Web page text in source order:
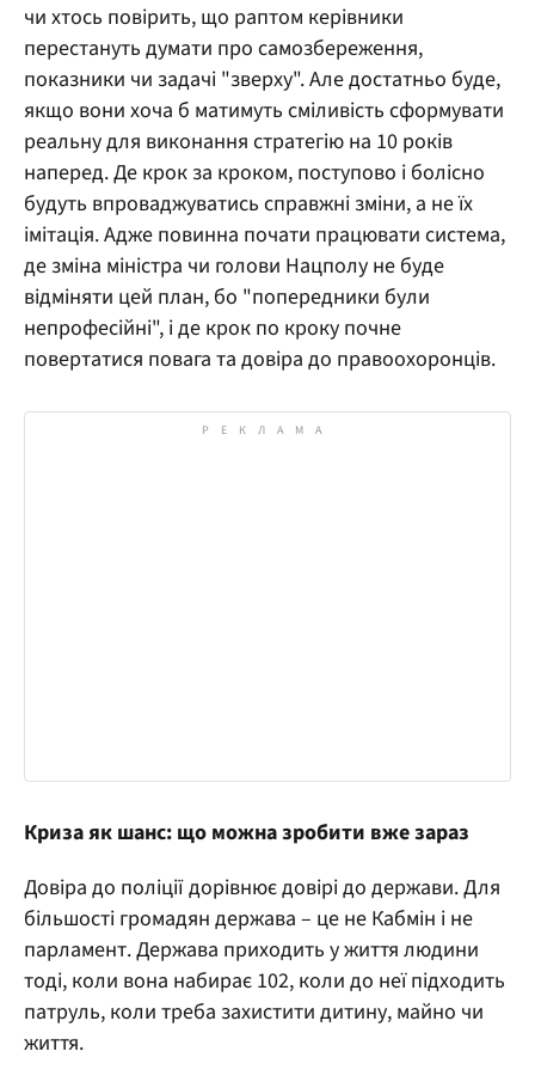
чи хтось повірить, що раптом керівники
перестануть думати про самозбереження,
показники чи задачі "зверху". Але достатньо буде,
якщо вони хоча б матимуть сміливість сформувати
реальну для виконання стратегію на 10 років
наперед. Де крок за кроком, поступово і болісно
будуть впроваджуватись справжні зміни, а не їх
імітація. Адже повинна почати працювати система,
де зміна міністра чи голови Нацполу не буде
відміняти цей план, бо "попередники були
непрофесійні", і де крок по кроку почне
повертатися повага та довіра до правоохоронців.
Криза як шанс: що можна зробити вже зараз
Довіра до поліції дорівнює довірі до держави. Для
більшості громадян держава – це не Кабмін і не
парламент. Держава приходить у життя людини
тоді, коли вона набирає 102, коли до неї підходить
патруль, коли треба захистити дитину, майно чи
життя.